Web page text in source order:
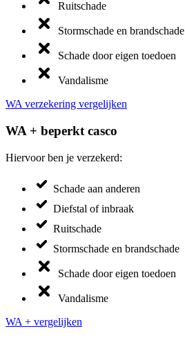
Ruitschade
Stormschade en brandschade
Schade door eigen toedoen
Vandalisme
WA verzekering vergelijken
WA + beperkt casco
Hiervoor ben je verzekerd:
Schade aan anderen
Diefstal of inbraak
Ruitschade
Stormschade en brandschade
Schade door eigen toedoen
Vandalisme
WA + vergelijken